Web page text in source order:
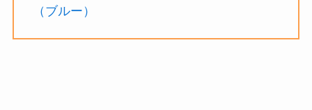
（ブルー）